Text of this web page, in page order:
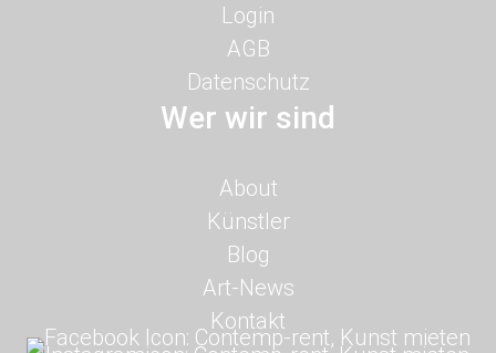
Login
AGB
Datenschutz
Wer wir sind
Navigation
überspringen
About
Künstler
Blog
Art-News
Kontakt